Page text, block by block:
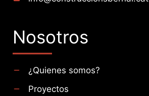
Nosotros
¿Quienes somos?
Proyectos